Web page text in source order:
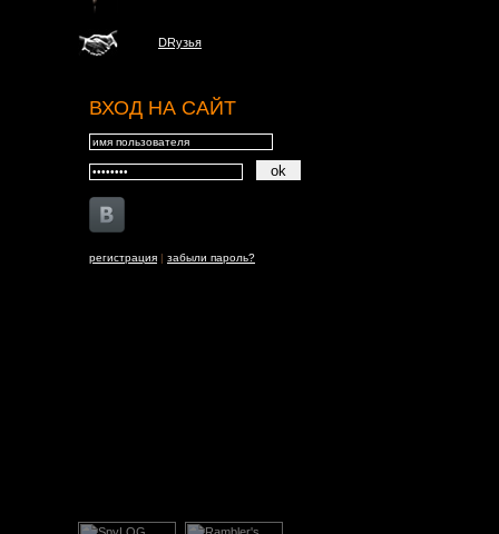
DRузья
ВХОД НА САЙТ
регистрация | забыли пароль?